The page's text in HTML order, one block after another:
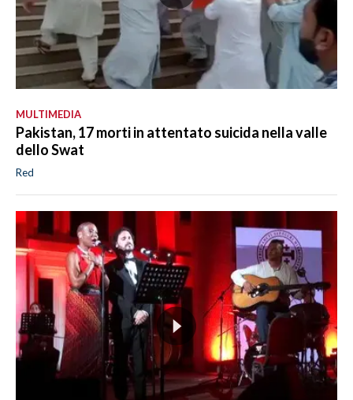
MULTIMEDIA
Pakistan, 17 morti in attentato suicida nella valle
dello Swat
Red